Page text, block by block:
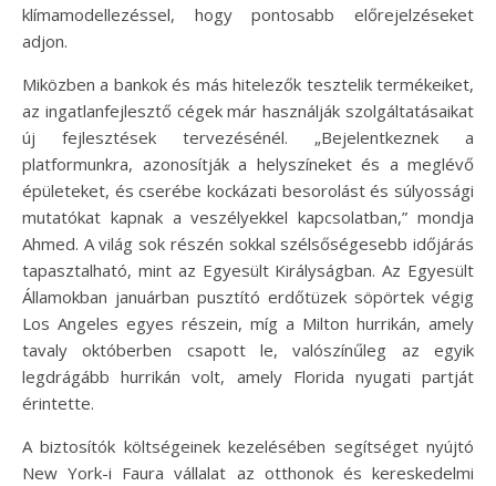
klímamodellezéssel, hogy pontosabb előrejelzéseket
adjon.
Miközben a bankok és más hitelezők tesztelik termékeiket,
az ingatlanfejlesztő cégek már használják szolgáltatásaikat
új fejlesztések tervezésénél. „Bejelentkeznek a
platformunkra, azonosítják a helyszíneket és a meglévő
épületeket, és cserébe kockázati besorolást és súlyossági
mutatókat kapnak a veszélyekkel kapcsolatban,” mondja
Ahmed. A világ sok részén sokkal szélsőségesebb időjárás
tapasztalható, mint az Egyesült Királyságban. Az Egyesült
Államokban januárban pusztító erdőtüzek söpörtek végig
Los Angeles egyes részein, míg a Milton hurrikán, amely
tavaly októberben csapott le, valószínűleg az egyik
legdrágább hurrikán volt, amely Florida nyugati partját
érintette.
A biztosítók költségeinek kezelésében segítséget nyújtó
New York-i Faura vállalat az otthonok és kereskedelmi